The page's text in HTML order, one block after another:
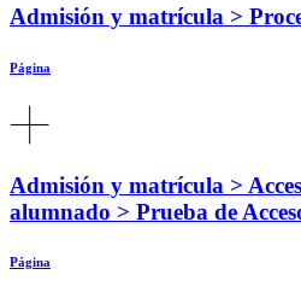
Admisión y matrícula >
Página
Admisión y matrícula >
alumnado > Prueba de
Página